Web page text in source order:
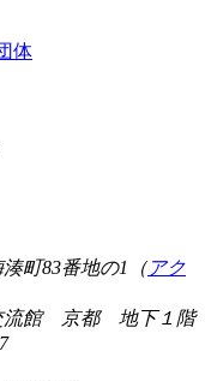
体
町83番地の1（ アク
流館 京都 地下１階